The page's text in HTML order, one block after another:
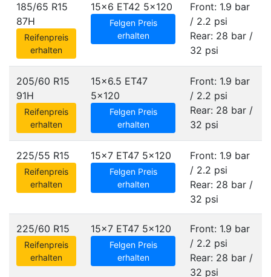
185/65 R15
87H
Reifenpreis
erhalten
15x6 ET42 5x120
Felgen Preis
erhalten
Front: 1.9 bar
/ 2.2 psi
Rear: 28 bar /
32 psi
205/60 R15
91H
Reifenpreis
erhalten
15x6.5 ET47
5x120
Felgen Preis
erhalten
Front: 1.9 bar
/ 2.2 psi
Rear: 28 bar /
32 psi
225/55 R15
Reifenpreis
erhalten
15x7 ET47 5x120
Felgen Preis
erhalten
Front: 1.9 bar
/ 2.2 psi
Rear: 28 bar /
32 psi
225/60 R15
Reifenpreis
erhalten
15x7 ET47 5x120
Felgen Preis
erhalten
Front: 1.9 bar
/ 2.2 psi
Rear: 28 bar /
32 psi